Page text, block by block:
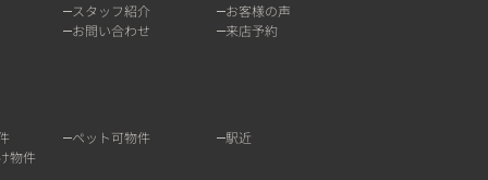
スタッフ紹介
お客様の声
お問い合わせ
来店予約
ペット可物件
駅近
物件